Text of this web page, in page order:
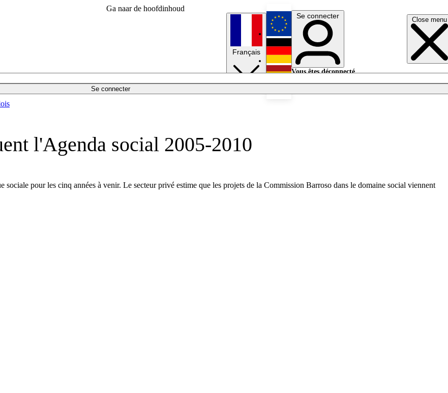
Ga naar de hoofdinhoud
Close menu
Se connecter
Français
English
Deutsch
Se connecter
Vous êtes déconnecté.
l'Agenda social 2005-2010
pour les cinq années à venir. Le secteur privé estime que les projets de la Commission Barroso dans le domaine social viennent